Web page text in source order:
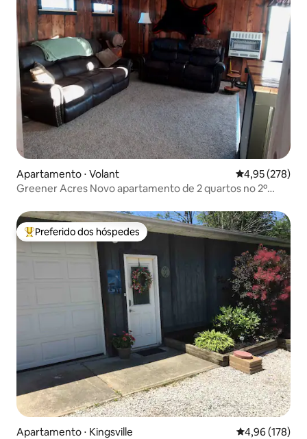
Apartamento ⋅ Volant 4,95 de uma
4,95 (278)
Greener Acres Novo apartamento de 2 quartos no 2º
Entre os melhores preferidos dos hóspedes
Preferido dos hóspedes
Apartamento ⋅ Kingsville 4,96 de uma
4,96 (178)